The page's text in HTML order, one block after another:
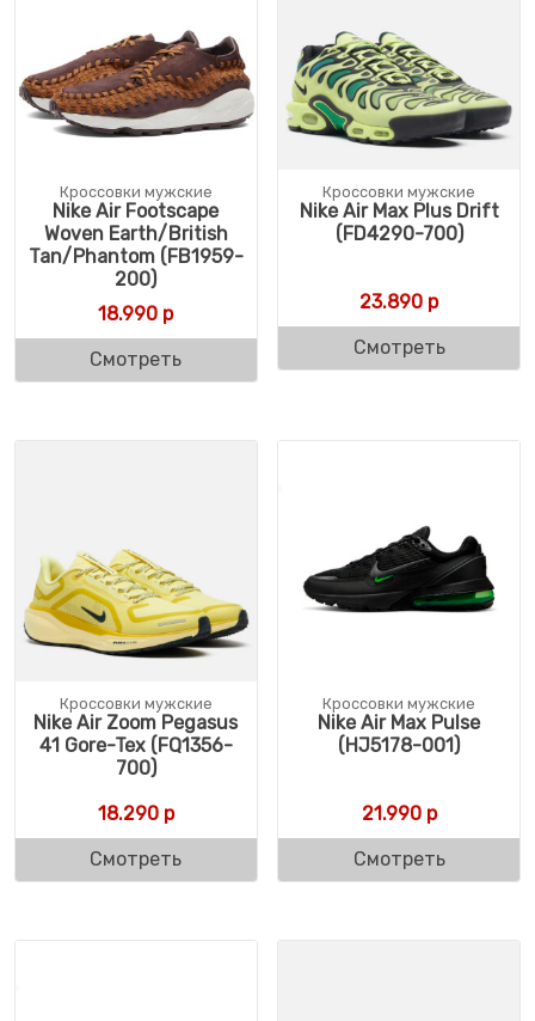
Кроссовки мужские
Nike Air Footscape
Woven Earth/British
Tan/Phantom (FB1959-
200)
18.990 р
Смотреть
Кроссовки мужские
Nike Air Max Plus Drift
(FD4290-700)
23.890 р
Смотреть
Кроссовки мужские
Nike Air Zoom Pegasus
41 Gore-Tex (FQ1356-
700)
18.290р
Смотреть
Кроссовки мужские
Nike Air Max Pulse
(HJ5178-001)
21.990р
Смотреть